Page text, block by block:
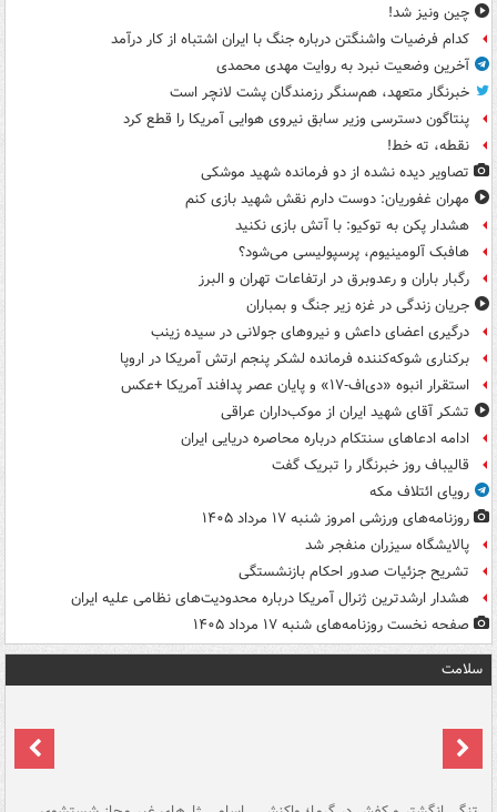
چین ونیز شد!
کدام فرضیات واشنگتن درباره جنگ با ایران اشتباه از کار درآمد
آخرین وضعیت نبرد به روایت مهدی محمدی
خبرنگار متعهد، هم‌سنگر رزمندگان پشت لانچر است
پنتاگون دسترسی وزیر سابق نیروی هوایی آمریکا را قطع کرد
نقطه، ته خط!
تصاویر دیده‌ نشده از دو فرمانده شهید موشکی
مهران غفوریان: دوست دارم نقش شهید بازی کنم
هشدار پکن به توکیو: با آتش بازی نکنید
هافبک آلومینیوم، پرسپولیسی می‌شود؟
رگبار باران و رعدوبرق در ارتفاعات تهران و البرز
جریان زندگی در غزه زیر جنگ و بمباران
درگیری اعضای داعش و نیروهای جولانی در سیده زینب
برکناری شوکه‌کننده فرمانده لشکر پنجم ارتش آمریکا در اروپا
استقرار انبوه «دی‌اف‑۱۷» و پایان عصر پدافند آمریکا +عکس
تشکر آقای شهید ایران از موکب‌داران عراقی
ادامه ادعاهای سنتکام درباره محاصره دریایی ایران
قالیباف روز خبرنگار را تبریک گفت
رویای ائتلاف مکه
روزنامه‌های ورزشی امروز ‌شنبه ۱۷ مرداد ۱۴۰۵
پالایشگاه سیزران منفجر شد
تشریح جزئیات صدور احکام بازنشستگی
هشدار ارشدترین ژنرال آمریکا درباره محدودیت‌های نظامی علیه ایران
صفحه نخست روزنامه‌های شنبه ۱۷ مرداد ۱۴۰۵
سلامت